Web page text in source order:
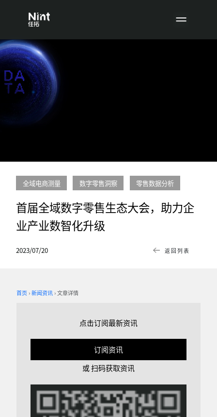
返回列表
2023/07/20
首届全域数字零售生态大会，助力企
业产业数智化升级
全域电商测量 数字零售洞察 零售数据分析
首页 新闻资讯 文章详情
点击订阅最新资讯
订阅资讯
或 扫码获取资讯